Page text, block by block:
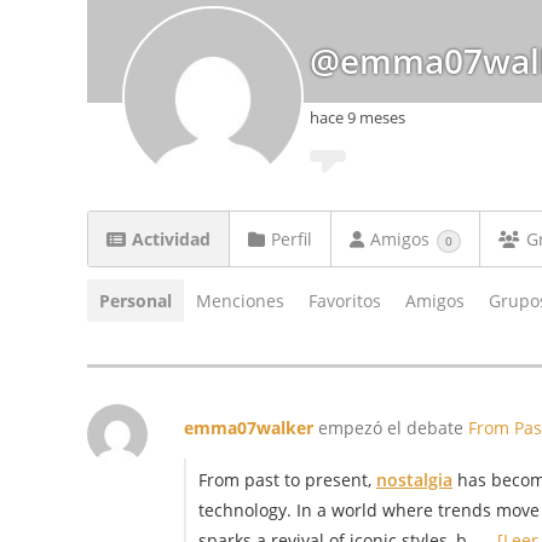
hace 9 meses
Actividad Perfil Amigos 0
Personal Menciones Favoritos Amigos
emma07walker empezó el debate From
From past to present, nostalgia has
technology. In a world where trends